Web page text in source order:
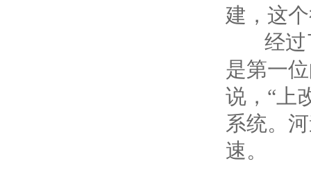
建，这
经过了
是第一
说，“上
系统。
速。